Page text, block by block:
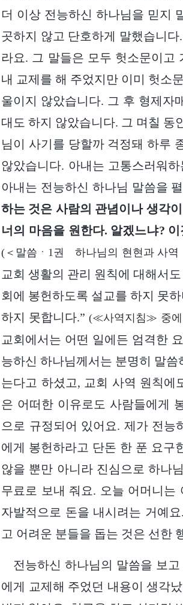
더 이상 전능하신 하나님을 믿지
곳하지 않고 단호하게 말했습니
라요. 그 말들은 모두 헛소문이
내 교제를 해 주었지만 이미 헛소
울이지 않았습니다. 그 후 형제자
대도 하지 않았습니다. 그 며칠 동
님이 사기를 당할까 걱정돼 하루
않았습니다. 아내는 고통스러워
아내는 전능하신 하나님 말씀을
하는 것은 사람의 관념이나 생각
너의 마음을 원한다. 알겠느냐?
(＜말씀ㆍ1권 하나님의 현현과 사역
교회 생활의 관리 원칙에 대해서
회에 봉헌하도록 설교를 하지 못
하지 못합니다.” (≪사역지침≫ 중
교회에서는 어떤 일에든 엄격한
능하신 하나님께서는 분명히 말
는다고 하셨고, 교회 사역 원칙에
은 어떠한 이유로도 사람들에게
으로 규정되어 있어요. 제가 전능
에게 봉헌하라고 단돈 한 푼 요구
않을 뿐만 아니라 진심으로 하나
무료로 보내 줘요. 오늘 어머니는
자발적으로 돈을 내시려는 거예
고 어려운 분들을 돕는 것은 선한
전능하신 하나님의 말씀을 보
에게 교제해 주었던 내용이 생각